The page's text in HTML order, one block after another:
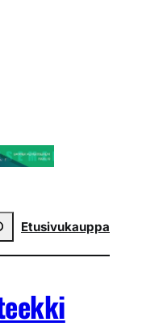
Etusivukauppa